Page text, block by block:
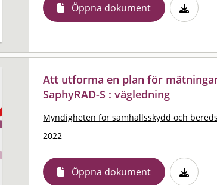
Öppna dokument
Att utforma en plan för mätningar
SaphyRAD-S : vägledning
Myndigheten för samhällsskydd och
2022
Öppna dokument